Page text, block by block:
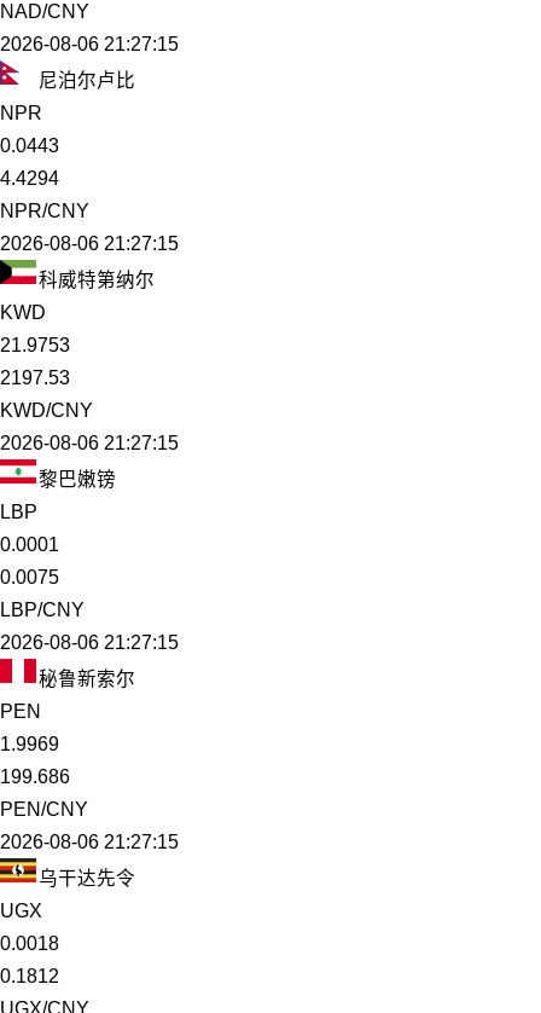
NAD/CNY
2026-08-06 21:27:15
尼泊尔卢比
NPR
0.0443
4.4294
NPR/CNY
2026-08-06 21:27:15
科威特第纳尔
KWD
21.9753
2197.53
KWD/CNY
2026-08-06 21:27:15
黎巴嫩镑
LBP
0.0001
0.0075
LBP/CNY
2026-08-06 21:27:15
秘鲁新索尔
PEN
1.9969
199.686
PEN/CNY
2026-08-06 21:27:15
乌干达先令
UGX
0.0018
0.1812
UGX/CNY